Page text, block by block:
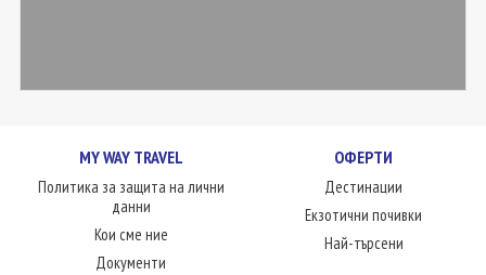
MY WAY TRAVEL
Политика за защита на лични
данни
Кои сме ние
Документи
ОФЕРТИ
Дестинации
Екзотични почивки
Най-търсени